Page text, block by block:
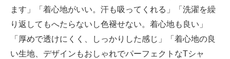
ます」「着心地がいい。汗も吸ってくれる」「洗濯を繰
り返してもへたらないし色褪せない。着心地も良い」
「厚めで透けにくく、しっかりした感じ」「着心地の良
い生地、デザインもおしゃれでパーフェクトなTシャ